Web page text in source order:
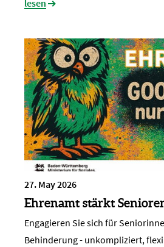
lesen
27. May 2026
Ehrenamt stärkt
Engagieren Sie sich für
Behinderung - unkompliziert,